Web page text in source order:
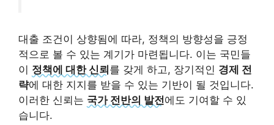
대출 조건이 상향됨에 따라, 정책의 방향성을 긍정
적으로 볼 수 있는 계기가 마련됩니다. 이는 국민들
이 정책에 대한 신뢰를 갖게 하고, 장기적인 경제 전
략에 대한 지지를 받을 수 있는 기반이 될 것입니다.
이러한 신뢰는 국가 전반의 발전에도 기여할 수 있
습니다.